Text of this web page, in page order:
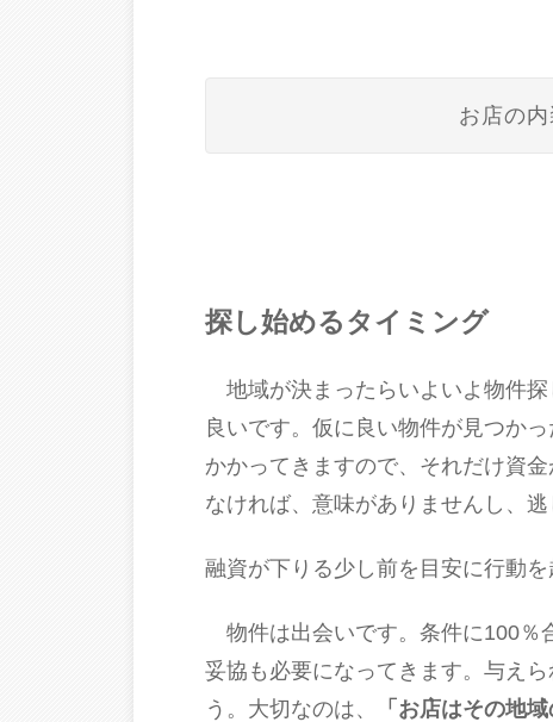
お店の
探し始めるタイミング
地域が決まったらいよいよ物件
良いです。仮に良い物件が見つか
かかってきますので、それだけ資
なければ、意味がありませんし、
融資が下りる少し前を目安に行動を
物件は出会いです。条件に100％
妥協も必要になってきます。与え
う。大切なのは、
「 お店はその地